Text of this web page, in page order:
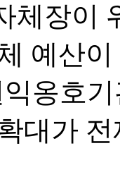
체장이
예산
옹호
대가